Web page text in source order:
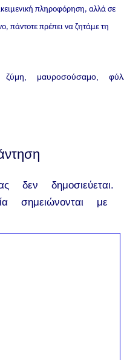
πληροφόρηση, αλλά σε
πάντοτε πρέπει να ζητάμε τη
ζύμη μαυροσούσαμο
δημοσιεύεται.
σημειώνονται με